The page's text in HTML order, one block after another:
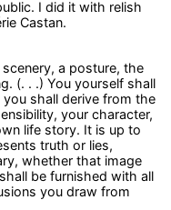
I did it with relish
Castan.
a posture, the
(. . .) You yourself shall
shall derive from the
your character,
life story. It is up to
truth or lies,
whether that image
be furnished with all
you draw from